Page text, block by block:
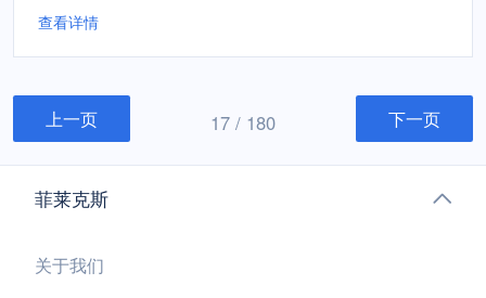
效率低下，还容易出错。工单系统的自动化功能，正
的核心价值减少人工干预自动化功能可以替代大量重
复性的人工操作，例如工单分配、状态更新、提醒发
送等，...
查看详情
上一页 17 / 180 下一页
菲莱克斯
关于我们